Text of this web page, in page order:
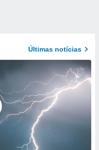
Últimas notícias